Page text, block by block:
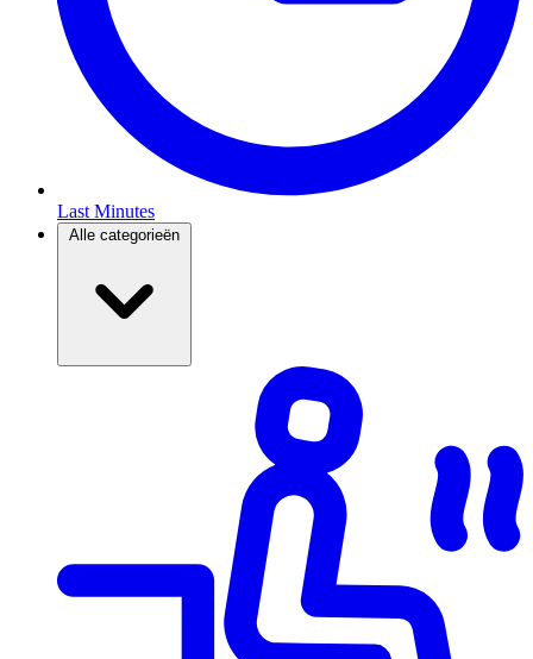
Last Minutes
Alle categorieën